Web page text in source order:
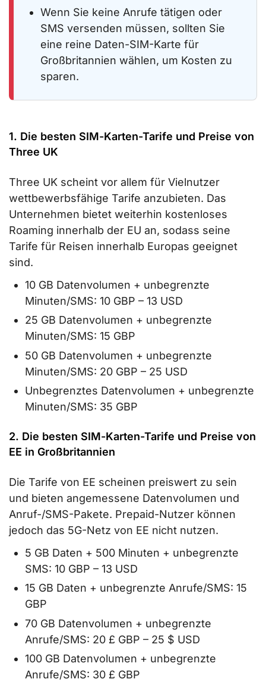
Wenn Sie keine Anrufe tätigen oder
SMS versenden müssen, sollten Sie
eine reine Daten-SIM-Karte für
Großbritannien wählen, um Kosten zu
sparen.
1. Die besten SIM-Karten-Tarife und Preise von
Three UK
Three UK scheint vor allem für Vielnutzer
wettbewerbsfähige Tarife anzubieten. Das
Unternehmen bietet weiterhin kostenloses
Roaming innerhalb der EU an, sodass seine
Tarife für Reisen innerhalb Europas geeignet
sind.
10 GB Datenvolumen + unbegrenzte
Minuten/SMS: 10 GBP – 13 USD
25 GB Datenvolumen + unbegrenzte
Minuten/SMS: 15 GBP
50 GB Datenvolumen + unbegrenzte
Minuten/SMS: 20 GBP – 25 USD
Unbegrenztes Datenvolumen + unbegrenzte
Minuten/SMS: 35 GBP
2. Die besten SIM-Karten-Tarife und Preise von
EE in Großbritannien
Die Tarife von EE scheinen preiswert zu sein
und bieten angemessene Datenvolumen und
Anruf-/SMS-Pakete. Prepaid-Nutzer können
jedoch das 5G-Netz von EE nicht nutzen.
5 GB Daten + 500 Minuten + unbegrenzte
SMS: 10 GBP – 13 USD
15 GB Daten + unbegrenzte Anrufe/SMS: 15
GBP
70 GB Datenvolumen + unbegrenzte
Anrufe/SMS: 20 £ GBP – 25 $ USD
100 GB Datenvolumen + unbegrenzte
Anrufe/SMS: 30 £ GBP